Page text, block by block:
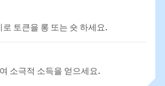
토큰을 롱 또는 숏 하세요.
소극적 소득을 얻으세요.